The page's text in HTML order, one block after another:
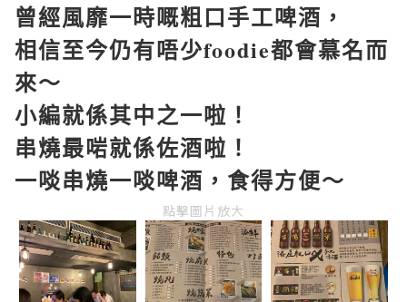
曾經風靡一時嘅粗口手工啤酒，
相信至今仍有唔少foodie都會慕名而
來～
小編就係其中之一啦！
串燒最啱就係佐酒啦！
一啖串燒一啖啤酒，食得方便～
點擊圖片放大